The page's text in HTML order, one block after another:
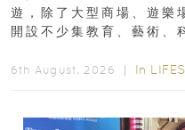
遊，除了大型商場、遊樂
開設不少集教育、藝術、
6th August, 2026 ｜ In